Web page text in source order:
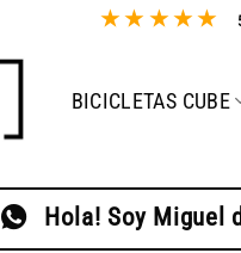
★ ★ ★★★
BICICLETAS CUBE
Hola! Soy Miguel